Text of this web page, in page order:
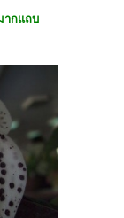
ากแถบ